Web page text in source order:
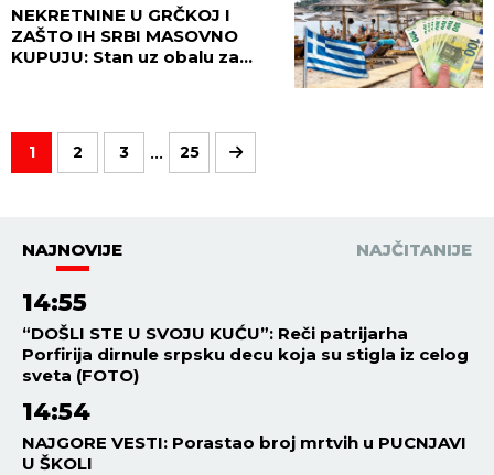
NEKRETNINE U GRČKOJ I
ZAŠTO IH SRBI MASOVNO
KUPUJU: Stan uz obalu za
1 2 3 ... 25
NAJNOVIJE NAJČITANIJE
14:55
“DOŠLI STE U SVOJU KUĆU”: Reči patrijarha
Porfirija dirnule srpsku decu koja su stigla iz celog
sveta (FOTO)
14:54
NAJGORE VESTI: Porastao broj mrtvih u PUCNJAVI
U ŠKOLI